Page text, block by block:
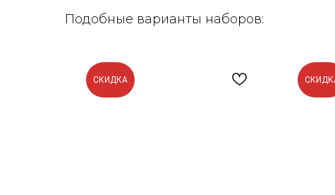
Подобные варианты наборов:
СКИДКА